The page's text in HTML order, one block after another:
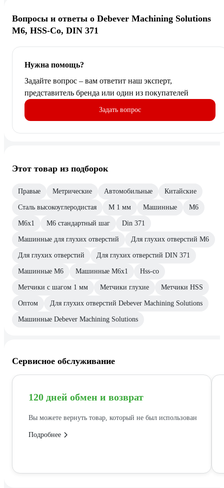
Вопросы и ответы о Debever Machining Solutions
M6, HSS-Co, DIN 371
Нужна помощь?
Задайте вопрос – вам ответит наш эксперт,
представитель бренда или один из покупателей
Задать вопрос
Этот товар из подборок
Правые Метрические Автомобильные Китайские
Сталь высокоуглеродистая М 1 мм Машинные М6
М6х1 М6 стандартный шаг Din 371
Машинные для глухих отверстий Для глухих отверстий М6
Для глухих отверстий Для глухих отверстий DIN 371
Машинные М6 Машинные М6х1 Hss-co
Метчики с шагом 1 мм Метчики глухие Метчики HSS
Оптом Для глухих отверстий Debever Machining Solutions
Машинные Debever Machining Solutions
Сервисное обслуживание
120 дней обмен и возврат
Вы можете вернуть товар, который не был использован
Подробнее